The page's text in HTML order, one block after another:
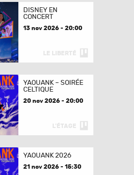
DISNEY EN
CONCERT
13 nov 2026 - 20:00
LE LIBERTÉ
YAOUANK – SOIRÉE
CELTIQUE
20 nov 2026 - 20:00
L'ÉTAGE
YAOUANK 2026
21 nov 2026 - 15:30